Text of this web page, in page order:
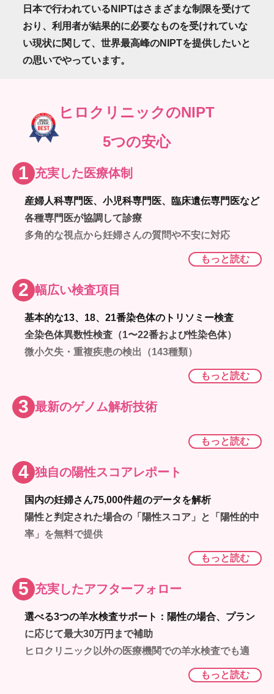
日本で行われているNIPTはさまざまな制限を受けて
おり、利用者が結果的に必要なものを受けれていな
い現状に関して、世界最高峰のNIPTを提供したいと
の思いでやっています。
ヒロクリニックのNIPT
5つの安心
1 充実した医療体制
産婦人科専門医、小児科専門医、臨床遺伝専門医など
各種専門医が協調して診療
多角的な視点から妊婦さんの質問や不安に対応
各医院がネットワークで繋がり、専門医間の連携がス
もっと読む
2 幅広い検査項目
基本的な13、18、21番染色体のトリソミー検査
全染色体異数性検査（1〜22番および性染色体）
微小欠失・重複疾患の検出（143種類）
全染色体部分欠失・重複疾患（54種類以上）
もっと読む
3 最新のゲノム解析技術
もっと読む
4 独自の陽性スコアレポート
国内の妊婦さん75,000件超のデータを解析
陽性と判定された場合の「陽性スコア」と「陽性的中
率」を無料で提供
日本国内の妊婦さんに特化したデータに基づく正確な
もっと読む
5 充実したアフターフォロー
選べる3つの羊水検査サポート：陽性の場合、プラン
に応じて最大30万円まで補助
ヒロクリニック以外の医療機関での羊水検査でも適用
羊水検査が可能な医療機関の紹介も実施
もっと読む